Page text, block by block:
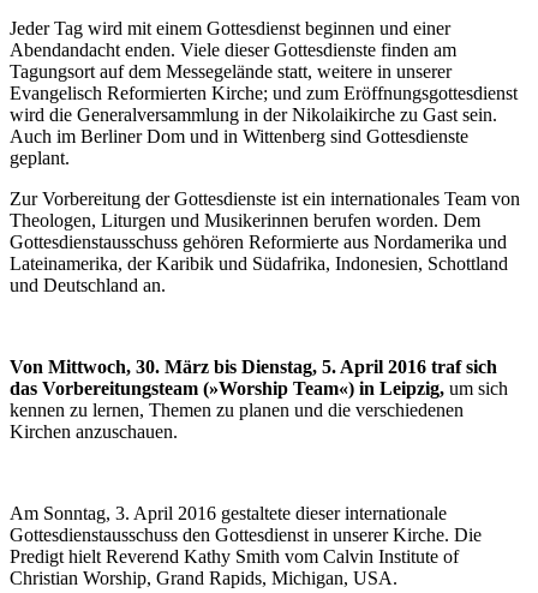
Jeder Tag wird mit einem Gottesdienst beginnen und einer
Abendandacht enden. Viele dieser Gottesdienste finden am
Tagungsort auf dem Messegelände statt, weitere in unserer
Evangelisch Reformierten Kirche; und zum Eröffnungsgottesdienst
wird die Generalversammlung in der Nikolaikirche zu Gast sein.
Auch im Berliner Dom und in Wittenberg sind Gottesdienste
geplant.
Zur Vorbereitung der Gottesdienste ist ein internationales Team von
Theologen, Liturgen und Musikerinnen berufen worden. Dem
Gottesdienstausschuss gehören Reformierte aus Nordamerika und
Lateinamerika, der Karibik und Südafrika, Indonesien, Schottland
und Deutschland an.
Von Mittwoch, 30. März bis Dienstag, 5. April 2016 traf sich
das Vorbereitungsteam (»Worship Team«) in Leipzig, um sich
kennen zu lernen, Themen zu planen und die verschiedenen
Kirchen anzuschauen.
Am Sonntag, 3. April 2016 gestaltete dieser internationale
Gottesdienstausschuss den Gottesdienst in unserer Kirche. Die
Predigt hielt Reverend Kathy Smith vom Calvin Institute of
Christian Worship, Grand Rapids, Michigan, USA.